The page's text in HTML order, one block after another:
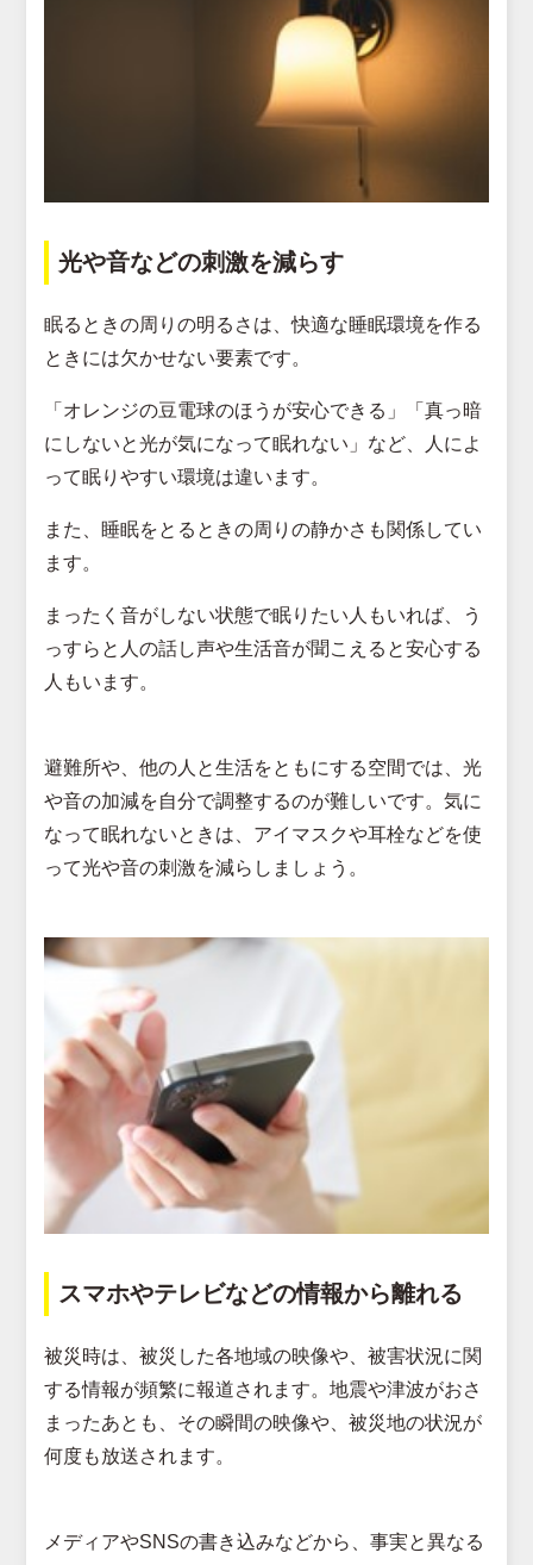
光や音などの刺激を減らす
眠るときの周りの明るさは、快適な睡眠環境を作る
ときには欠かせない要素です。
「オレンジの豆電球のほうが安心できる」「真っ暗
にしないと光が気になって眠れない」など、人によ
って眠りやすい環境は違います。
また、睡眠をとるときの周りの静かさも関係してい
ます。
まったく音がしない状態で眠りたい人もいれば、う
っすらと人の話し声や生活音が聞こえると安心する
人もいます。
避難所や、他の人と生活をともにする空間では、光
や音の加減を自分で調整するのが難しいです。気に
なって眠れないときは、アイマスクや耳栓などを使
って光や音の刺激を減らしましょう。
スマホやテレビなどの情報から離れる
被災時は、被災した各地域の映像や、被害状況に関
する情報が頻繁に報道されます。地震や津波がおさ
まったあとも、その瞬間の映像や、被災地の状況が
何度も放送されます。
メディアやSNSの書き込みなどから、事実と異なる